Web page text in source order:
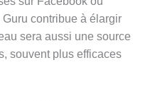
contribue à élargir
sera aussi une source
souvent plus efficaces